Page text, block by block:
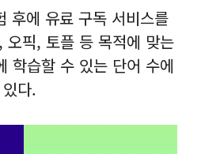
후에 유료 구독 서비스를
오픽, 토플 등 목적에 맞는
학습할 수 있는 단어 수에
다.